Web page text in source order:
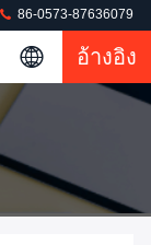
86-0573-87636079
อ้างอิง